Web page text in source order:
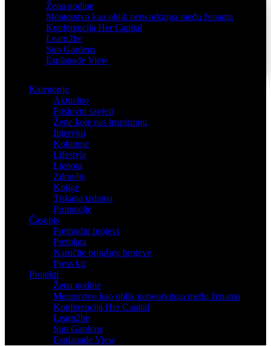
Žena godine
Mentorstvo kao oblik networkinga među ženama
Konferencija Her Capital
Learn2be
Sun Gardens
Esplanade View
Kategorije
Aktualno
Poslovni savjeti
Žene koje nas inspiriraju
Intervjui
Kolumne
Lifestyle
Ljepota
Zdravlje
Knjige
Tiskana izdanja
Promocije
Časopis
Prethodni brojevi
Pretplata
Naručite prijašnje brojeve
Press kit
Projekti
Žena godine
Mentorstvo kao oblik networkinga među ženama
Konferencija Her Capital
Learn2be
Sun Gardens
Esplanade View